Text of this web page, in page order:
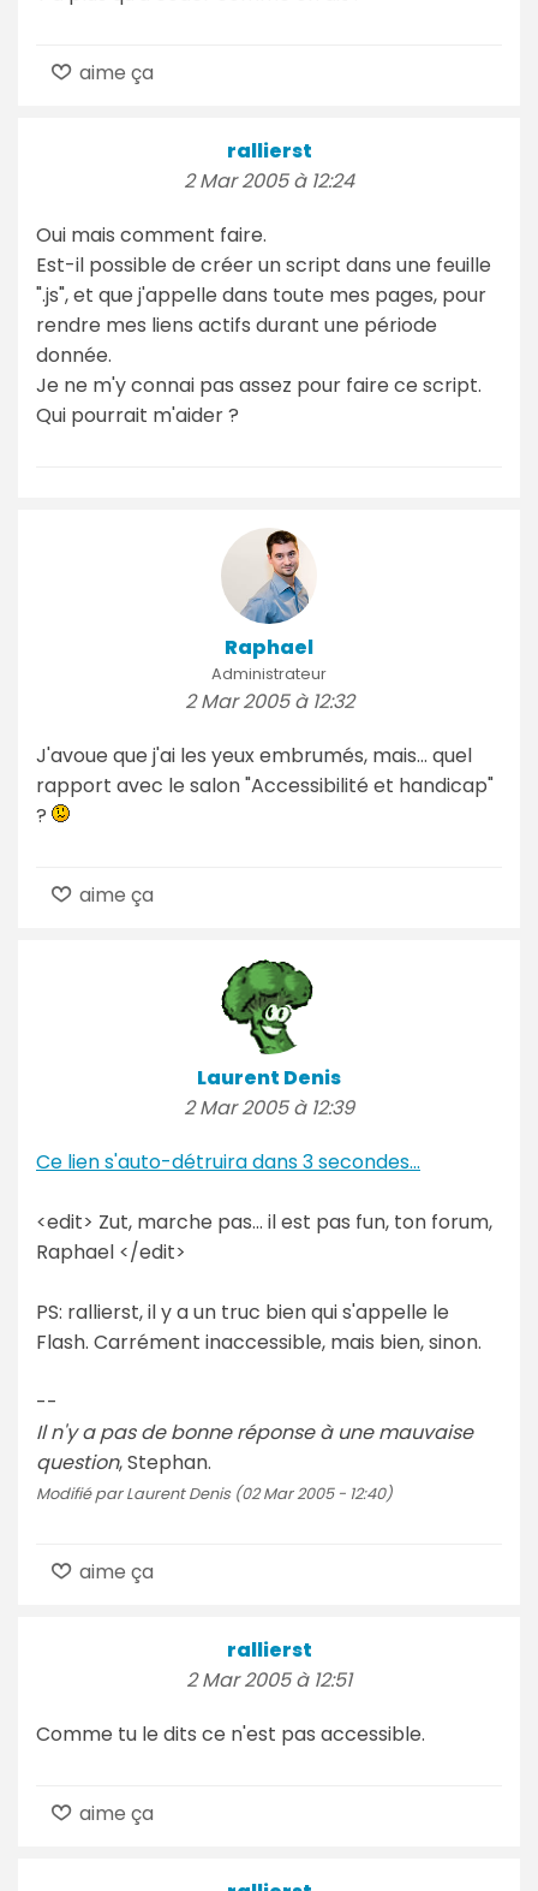
aime ça
rallierst
2 Mar 2005 à 12:24
Oui mais comment faire.
Est-il possible de créer un script dans une feuille
".js", et que j'appelle dans toute mes pages, pour
rendre mes liens actifs durant une période
donnée.
Je ne m'y connai pas assez pour faire ce script.
Qui pourrait m'aider ?
Raphael
Administrateur
2 Mar 2005 à 12:32
J'avoue que j'ai les yeux embrumés, mais... quel
rapport avec le salon "Accessibilité et handicap"
?
aime ça
Laurent Denis
2 Mar 2005 à 12:39
Ce lien s'auto-détruira dans 3 secondes...
<edit> Zut, marche pas... il est pas fun, ton forum,
Raphael </edit>
PS: rallierst, il y a un truc bien qui s'appelle le
Flash. Carrément inaccessible, mais bien, sinon.
--
Il n'y a pas de bonne réponse à une mauvaise
question, Stephan.
Modifié par Laurent Denis (02 Mar 2005 - 12:40)
aime ça
rallierst
2 Mar 2005 à 12:51
Comme tu le dits ce n'est pas accessible.
aime ça